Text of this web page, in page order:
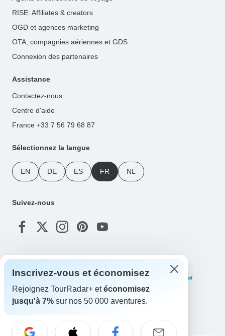
RISE: Affiliates & creators
OGD et agences marketing
OTA, compagnies aériennes et GDS
Connexion des partenaires
Assistance
Contactez-nous
Centre d'aide
France +33 7 56 79 68 87
Sélectionnez la langue
EN DE ES FR NL
Suivez-nous
Modes de paiement
Téléchargez notre application
Inscrivez-vous et économisez
Rejoignez TourRadar+ etéconomisez
jusqu'à 7% sur nos 50 000 aventures.